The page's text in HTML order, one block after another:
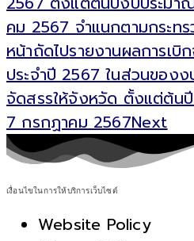
คม 2567 จำแนกตามกระท
หน้าถัดไปรายงานผลการเบิ
ประจำปี 2567 ในส่วนของ
จัดสรรให้จังหวัด ตั้งแต่ต้น
7 กรกฏาคม 2567Next
เงื่อนไขในการให้บริการเว็บไซต์
Website Policy